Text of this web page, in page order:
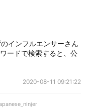
インフルエンサーさん
ードで検索すると、公
2020-08-11 09:21:22